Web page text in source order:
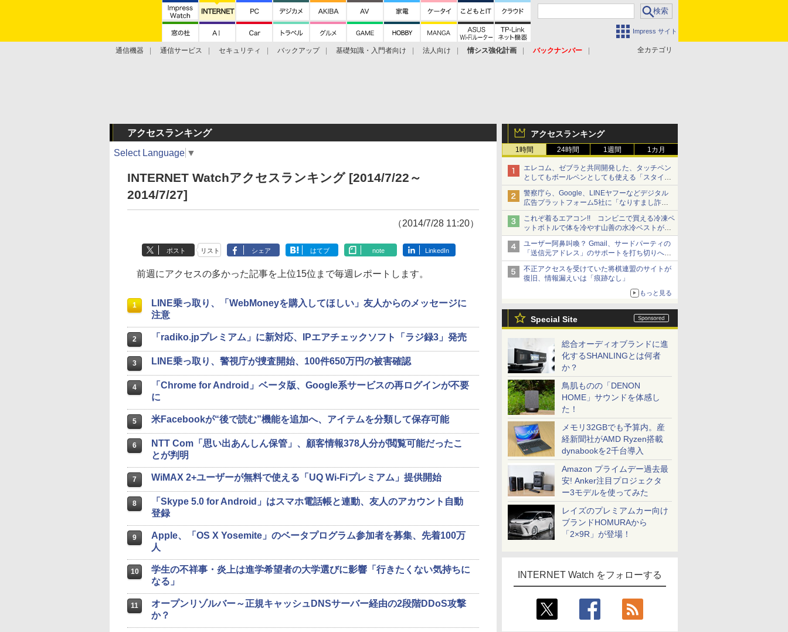
Impress サイト
全カテゴリ
通信機器 通信サービス セキュリティ バックアップ 基礎知識・入門者向け 法人向け 情シス強化計画
バックナンバー
アクセスランキング
1時間 24時間 1週間 1カ月
エレコム、ゼブラと共同開発した、タッチペン
としてもボールペンとしても使える「スタイラ
スツーウェイ」発売 iPadにも紙にも、持ち替
えずに書き込める
警察庁ら、Google、LINEヤフーなどデジタル
広告プラットフォーム5社に「なりすまし詐欺
広告」対策強化を要請 著名人の写真や映像を
使った投資詐欺などへの対策として
これぞ着るエアコン!! コンビニで買える冷凍ペ
ットボトルで体を冷やす山善の水冷ベストがロ
ードバイクにちょうどいい【ぼっち・ざ・ろー
ど！その14】【空いた時間でなにしてる？】
ユーザー阿鼻叫喚？ Gmail、サードパーティの
「送信元アドレス」のサポートを打ち切りへ
【やじうまWatch】
不正アクセスを受けていた将棋連盟のサイトが
復旧、情報漏えいは「痕跡なし」
もっと見る
Special Site
総合オーディオブランドに進
化するSHANLINGとは何者
か？
鳥肌ものの「DENON
HOME」サウンドを体感し
た！
メモリ32GBでも予算内。産
経新聞社がAMD Ryzen搭載
dynabookを2千台導入
Amazon プライムデー過去最
安! Anker注目プロジェクタ
ー3モデルを使ってみた
レイズのプレミアムカー向け
ブランドHOMURAから
「2×9R」が登場！
INTERNET Watch をフォローする
アクセスランキング
Select Language ▼
INTERNET Watchアクセスランキング [2014/7/22～
2014/7/27]
（2014/7/28 11:20）
ポスト リスト シェア はてブ note LinkedIn
前週にアクセスの多かった記事を上位15位まで毎週レポートします。
1
LINE乗っ取り、「WebMoneyを購入してほしい」友人からのメッセージに
注意
2 「radiko.jpプレミアム」に新対応、IPエアチェックソフト「ラジ録3」発売
3 LINE乗っ取り、警視庁が捜査開始、100件650万円の被害確認
4
「Chrome for Android」ベータ版、Google系サービスの再ログインが不要
に
5 米Facebookが“後で読む”機能を追加へ、アイテムを分類して保存可能
6
NTT Com「思い出あんしん保管」、顧客情報378人分が閲覧可能だったこ
とが判明
7 WiMAX 2+ユーザーが無料で使える「UQ Wi-Fiプレミアム」提供開始
8
「Skype 5.0 for Android」はスマホ電話帳と連動、友人のアカウント自動
登録
9
Apple、「OS X Yosemite」のベータプログラム参加者を募集、先着100万
人
10
学生の不祥事・炎上は進学希望者の大学選びに影響「行きたくない気持ちに
なる」
11
オープンリゾルバー～正規キャッシュDNSサーバー経由の2段階DDoS攻撃
か？